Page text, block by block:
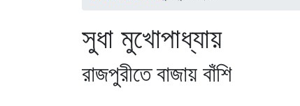
সুধা মুখোপাধ্যায়
রাজপুরীতে বাজায় বাঁশি